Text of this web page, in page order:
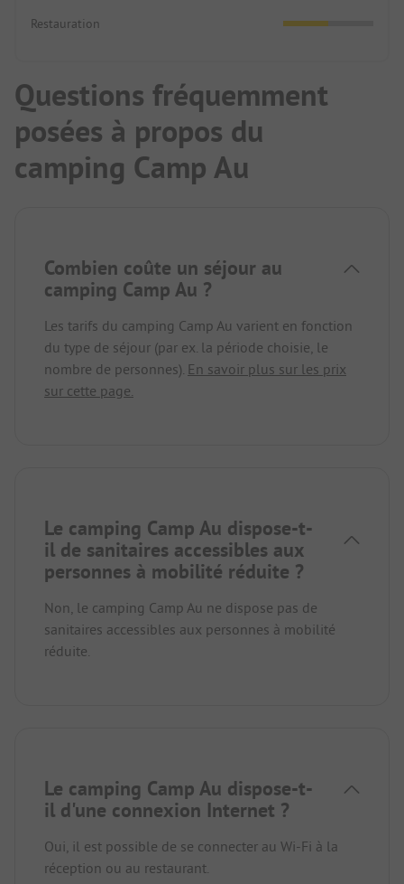
Restauration
Questions fréquemment
posées à propos du
camping Camp Au
Combien coûte un séjour au
camping Camp Au ?
Les tarifs du camping Camp Au varient en fonction
du type de séjour (par ex. la période choisie, le
nombre de personnes). En savoir plus sur les prix
sur cette page.
Le camping Camp Au dispose-t-
il de sanitaires accessibles aux
personnes à mobilité réduite ?
Non, le camping Camp Au ne dispose pas de
sanitaires accessibles aux personnes à mobilité
réduite.
Le camping Camp Au dispose-t-
il d'une connexion Internet ?
Oui, il est possible de se connecter au Wi-Fi à la
réception ou au restaurant.